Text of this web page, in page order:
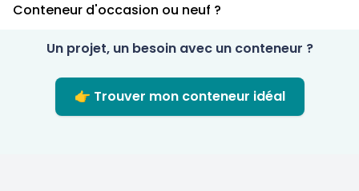
Conteneur d'occasion ou neuf ?
Un projet, un besoin avec un conteneur ?
👉 Trouver mon conteneur idéal